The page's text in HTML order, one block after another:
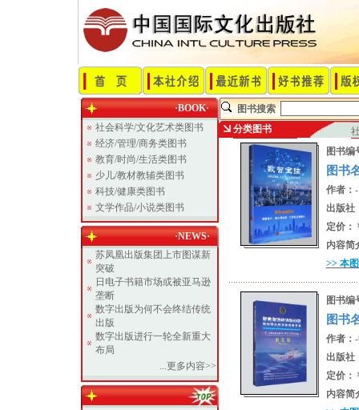
·BOOK·
社会科学/文化艺术类图书
经济/管理/商务类图书
教育/时尚/生活类图书
少儿/教材教辅类图书
科技/健康类图书
文学作品/小说类图书
·NEWS·
苏凤凰出版集团上市图谋新
突破
日电子书籍市场或被亚马逊
垄断
数字出版为何不会终结传统
出版
数字出版进行一轮全新重大
布局
...更多内容>>
图书搜索
分类图书
图书编
图书
作者： -
出版社
定价：
内容简
>> 本
图书编
图书
作者：
出版社
定价：
内容简